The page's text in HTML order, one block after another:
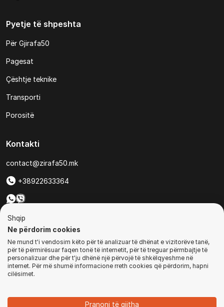
Pyetje të shpeshta
Për Gjirafa50
Pagesat
Çështje teknike
Transporti
Porositë
Kontakti
contact@zirafa50.mk
+38922633364
b2b@zirafa50.mk
© Të gjitha të drejtat e rezervuara
Shqip
Ne përdorim cookies
Ne mund t'i vendosim këto për të analizuar të dhënat e vizitorëve tanë,
për të përmirësuar faqen tonë të internetit, për të treguar përmbajtje të
personalizuar dhe për t'ju dhënë një përvojë të shkëlqyeshme në
internet. Për më shumë informacione rreth cookies që përdorim, hapni
cilësimet.
Pranoni të gjitha